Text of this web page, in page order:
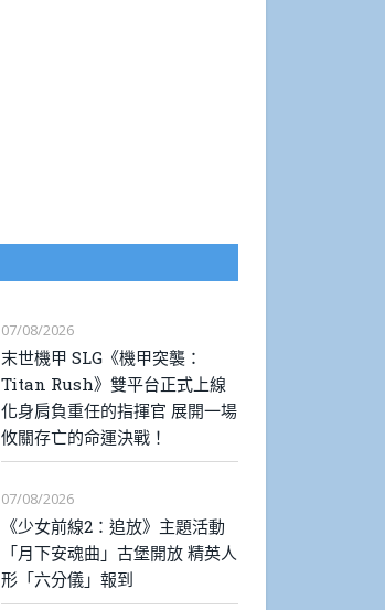
07/08/2026
末世機甲 SLG《機甲突襲：
Titan Rush》雙平台正式上線
化身肩負重任的指揮官 展開一場
攸關存亡的命運決戰！
07/08/2026
《少女前線2：追放》主題活動
「月下安魂曲」古堡開放 精英人
形「六分儀」報到